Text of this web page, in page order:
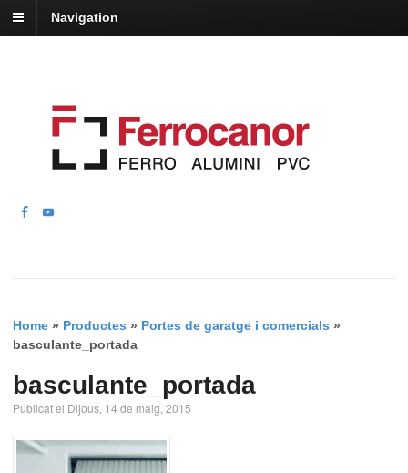
Navigation
Home » Productes » Portes de garatge i comercials »
basculante_portada
basculante_portada
Publicat el Dijous, 14 de maig, 2015